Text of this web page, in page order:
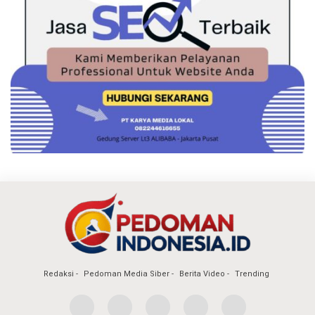
Redaksi Pedoman Media Siber Berita Video Trending